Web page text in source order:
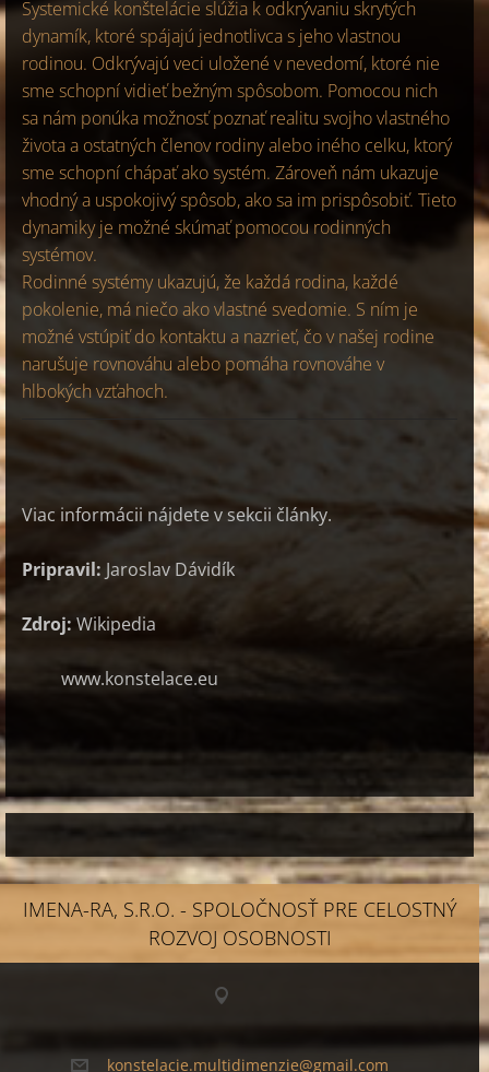
Systemické konštelácie slúžia k odkrývaniu skrytých
dynamík, ktoré spájajú jednotlivca s jeho vlastnou
rodinou. Odkrývajú veci uložené v nevedomí, ktoré nie
sme schopní vidieť bežným spôsobom. Pomocou nich
sa nám ponúka možnosť poznať realitu svojho vlastného
života a ostatných členov rodiny alebo iného celku, ktorý
sme schopní chápať ako systém. Zároveň nám ukazuje
vhodný a uspokojivý spôsob, ako sa im prispôsobiť. Tieto
dynamiky je možné skúmať pomocou rodinných
systémov.
Rodinné systémy ukazujú, že každá rodina, každé
pokolenie, má niečo ako vlastné svedomie. S ním je
možné vstúpiť do kontaktu a nazrieť, čo v našej rodine
narušuje rovnováhu alebo pomáha rovnováhe v
hlbokých vzťahoch.
Viac informácii nájdete v sekcii články.
Pripravil: Jaroslav Dávidík
Zdroj: Wikipedia
www.konstelace.eu
IMENA-RA, S.R.O. - SPOLOČNOSŤ PRE CELOSTNÝ
ROZVOJ OSOBNOSTI
konstelacie.multidimenzie@gmail.com